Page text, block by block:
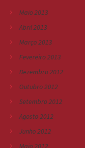
Maio 2013
Abril 2013
Março 2013
Fevereiro 2013
Dezembro 2012
Outubro 2012
Setembro 2012
Agosto 2012
Junho 2012
Maio 2012